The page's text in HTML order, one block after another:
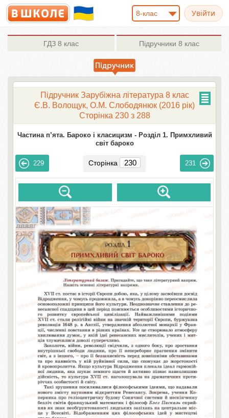
8-клас
ГДЗ 8 клас Підручники 8 клас
Підручник Зарубіжна література 8 клас
Є.В. Волощук, О.М. Слободянюк (2016 рік)
Сторінка 230 з 288
Частина п’ята. Бароко і класицизм - Розділ 1. Примхливий
світ бароко
229 Сторінка 231